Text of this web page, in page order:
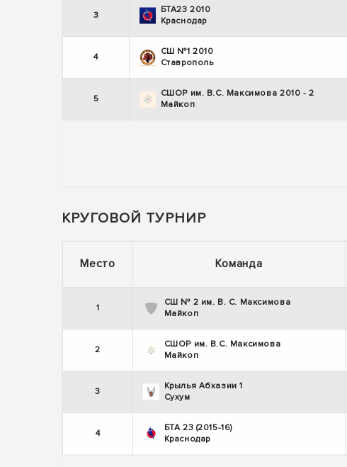
3
БТА23 2010
Краснодар
4
СШ №1 2010
Ставрополь
5
СШОР им. В.С. Максимова 2010 - 2
Майкоп
КРУГОВОЙ ТУРНИР
Место Команда
1
СШ № 2 им. В. С. Максимова
Майкоп
2
СШОР им. В.С. Максимова
Майкоп
3
Крылья Абхазии 1
Сухум
4
БТА 23 (2015-16)
Краснодар